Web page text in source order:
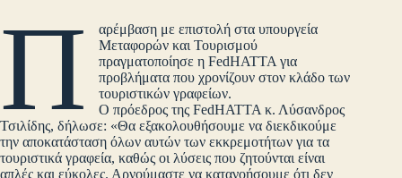
Π
αρέμβαση με επιστολή στα υπουργεία
Μεταφορών και Τουρισμού
πραγματοποίησε η FedHATTA για
προβλήματα που χρονίζουν στον κλάδο των
τουριστικών γραφείων.
Ο πρόεδρος της FedHATTA κ. Λύσανδρος
Τσιλίδης, δήλωσε: «Θα εξακολουθήσουμε να διεκδικούμε
την αποκατάσταση όλων αυτών των εκκρεμοτήτων για τα
τουριστικά γραφεία, καθώς οι λύσεις που ζητούνται είναι
απλές και εύκολες. Αρνούμαστε να κατανοήσουμε ότι δεν